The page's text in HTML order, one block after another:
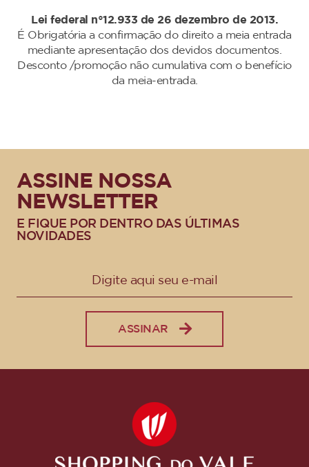
Lei federal n°12.933 de 26 dezembro de 2013.
É Obrigatória a confirmação do direito a meia entrada
mediante apresentação dos devidos documentos.
Desconto /promoção não cumulativa com o benefício
da meia-entrada.
ASSINE NOSSA
NEWSLETTER
E FIQUE POR DENTRO DAS ÚLTIMAS
NOVIDADES
ASSINAR